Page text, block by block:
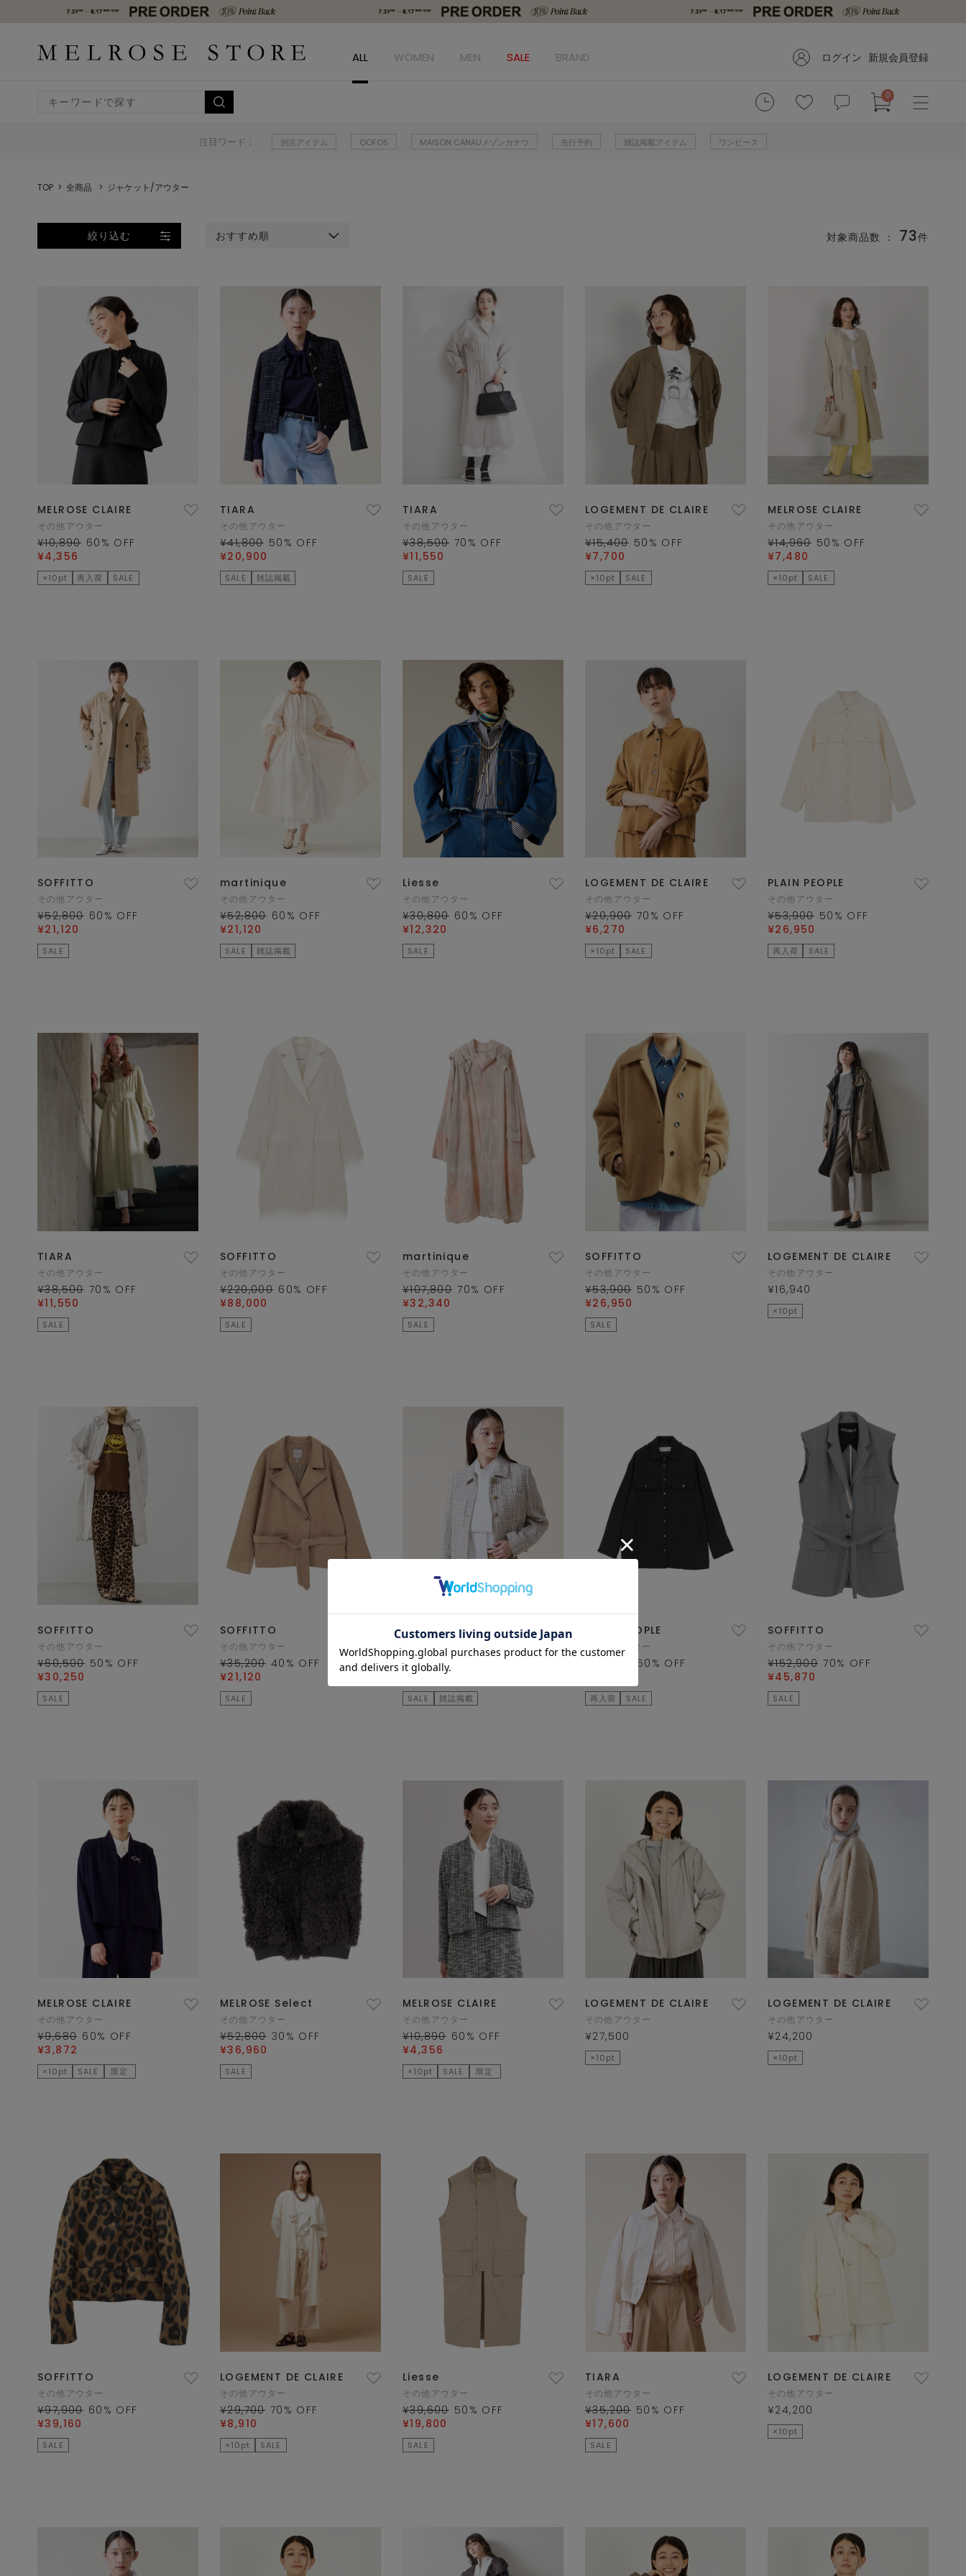
ALL WOMEN MEN SALE BRAND ログイン 新規会員登録
0
注目ワード： 別注アイテム OOFOS MAISON CANAUメゾンカナウ 先行予約 雑誌掲載アイテム ワンピース
TOP 全商品 ジャケット/アウター
絞り込む おすすめ順 対象商品数 ： 73件
MELROSE CLAIRE
その他アウター
¥10,890 60 % OFF
¥4,356
×10pt 再入荷 SALE
TIARA
その他アウター
¥41,800 50 % OFF
¥20,900
SALE 雑誌掲載
TIARA
その他アウター
¥38,500 70 % OFF
¥11,550
SALE
LOGEMENT DE CLAIRE
その他アウター
¥15,400 50 % OFF
¥7,700
×10pt SALE
MELROSE CLAIRE
その他アウター
¥14,960 50 % OFF
¥7,480
×10pt SALE
SOFFITTO
その他アウター
¥52,800 60 % OFF
¥21,120
SALE
martinique
その他アウター
¥52,800 60 % OFF
¥21,120
SALE 雑誌掲載
Liesse
その他アウター
¥30,800 60 % OFF
¥12,320
SALE
LOGEMENT DE CLAIRE
その他アウター
¥20,900 70 % OFF
¥6,270
×10pt SALE
PLAIN PEOPLE
その他アウター
¥53,900 50 % OFF
¥26,950
再入荷 SALE
TIARA
その他アウター
¥38,500 70 % OFF
¥11,550
SALE
SOFFITTO
その他アウター
¥220,000 60% OFF
¥88,000
SALE
martinique
その他アウター
¥107,800 70% OFF
¥32,340
SALE
SOFFITTO
その他アウター
¥53,900 50 % OFF
¥26,950
SALE
LOGEMENT DE CLAIRE
その他アウター
¥16,940
×10pt
SOFFITTO
その他アウター
¥60,500 50 % OFF
¥30,250
SALE
SOFFITTO
その他アウター
¥35,200 40 % OFF
¥21,120
SALE
TIARA
その他アウター
¥41,800 50
¥20,900
SALE 雑誌掲載
PLAIN PEOPLE
その他アウター
50 % OFF
再入荷 SALE
SOFFITTO
その他アウター
¥152,900 70% OFF
¥45,870
SALE
MELROSE CLAIRE
その他アウター
¥9,680 60% OFF
¥3,872
×10pt SALE 限定
MELROSE Select
その他アウター
¥52,800 30 % OFF
¥36,960
SALE
MELROSE CLAIRE
その他アウター
¥10,890 60 % OFF
¥4,356
×10pt SALE 限定
LOGEMENT DE CLAIRE
その他アウター
¥27,500
×10pt
LOGEMENT DE CLAIRE
その他アウター
¥24,200
×10pt
SOFFITTO
その他アウター
¥97,900 60 % OFF
¥39,160
SALE
LOGEMENT DE CLAIRE
その他アウター
¥29,700 70 % OFF
¥8,910
×10pt SALE
Liesse
その他アウター
¥39,600 50 % OFF
¥19,800
SALE
TIARA
その他アウター
¥35,200 50 % OFF
¥17,600
SALE
LOGEMENT DE CLAIRE
その他アウター
¥24,200
×10pt